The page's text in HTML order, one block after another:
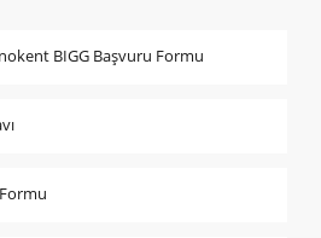
BIGG Başvuru Formu